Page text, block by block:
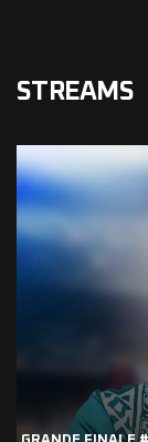
STREAMS